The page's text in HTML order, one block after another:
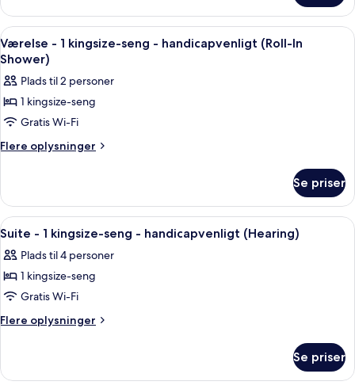
senge
ikke-
ryger
-
queensize-
senge
ikke-
ryger
Indlæs
alle
billeder
af
Værelse
-
1
-
handicapvenligt
(Roll-
In
Shower)
Et hotelværelse med en seng, et
4
Værelse - 1 kingsize-seng - handicapvenligt (Roll-In
Shower)
Plads til 2 personer
1 kingsize-seng
Gratis Wi-Fi
Flere oplysninger
Flere
-
kingsize-
-
handicapvenligt
In
Shower)
Se priser
Indlæs
alle
billeder
af
Suite
-
seng
Et moderne hotelværelse med en
3
Suite - 1 kingsize-seng - handicapvenligt (Hearing)
Plads til 4 personer
1 kingsize-seng
Gratis Wi-Fi
Flere oplysninger
Flere
-
Se priser